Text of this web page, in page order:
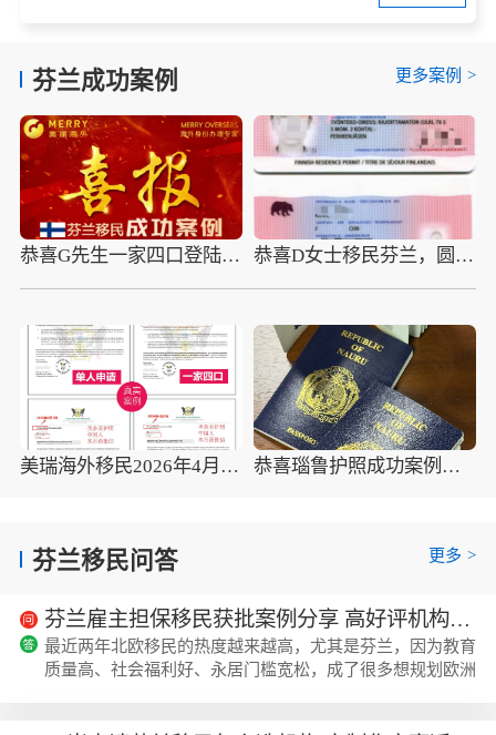
芬兰成功案例 更多案例 >
恭喜G先生一家四口登陆芬兰，开启北欧新生活 恭喜D女士移民芬兰，圆近距离感受芬兰重金属音乐之梦
美瑞海外移民2026年4月10组圣多美护照成功案例分享 恭喜瑙鲁护照成功案例，最新瑙鲁护照批准获批信
芬兰移民问答 更多 >
芬兰雇主担保移民获批案例分享 高好评机构该如何选择
最近两年北欧移民的热度越来越高，尤其是芬兰，因为教育
质量高、社会福利好、永居门槛宽松，成了很多想规划欧洲